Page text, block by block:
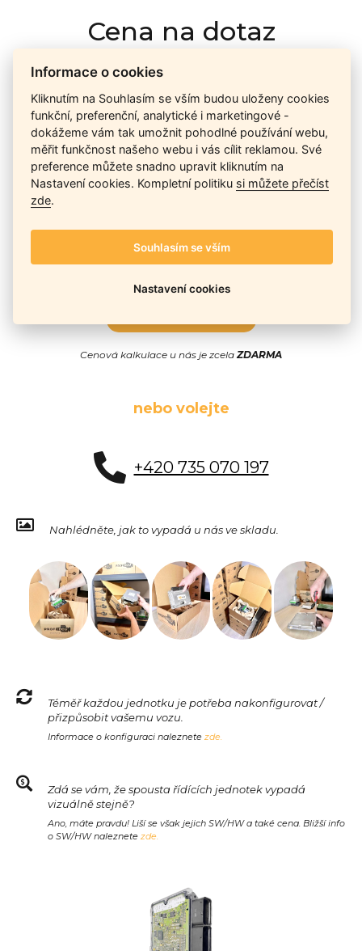
Cena na dotaz
výkonnosti a atypičnosti daného modelu. Pokusíme se
nabídnoutaktuálně nejlepší cenu , a Vy si vyberete, co je pro
Vás nejvýhodnější.
Telefon / Email
Cenová kalkulace u nás je zcelaZDARMA
nebo volejte
+420 735 070 197
Nahlédněte, jak to vypadá u nás ve skladu.
Téměř každou jednotku je potřeba nakonfigurovat /
přizpůsobit vašemu vozu.
Informace o konfiguraci naleznete zde.
Zdá se vám, že spousta řídících jednotek vypadá
vizuálně stejně?
Ano, máte pravdu! Liší se však jejich SW/HW a také cena. Bližší info
o SW/HW naleznete zde.
Informace o cookies
Kliknutím na Souhlasím se vším budou uloženy cookies
funkční, preferenční, analytické i marketingové -
dokážeme vám tak umožnit pohodlné používání webu,
měřit funkčnost našeho webu i vás cílit reklamou. Své
preference můžete snadno upravit kliknutím na
Nastavení cookies. Kompletní politiku si můžete přečíst
zde.
Souhlasím se vším
Nastavení cookies